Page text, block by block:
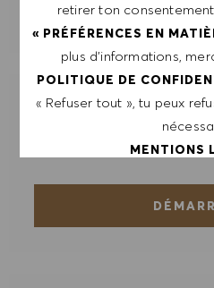
retirer ton
« PRÉFÉRENCES EN
plus d’informations,
POLITIQUE DE
« Refuser tout », tu peux
MENTIONS
GÉRER LES ALERTES
OBTIENS DES
D'EMPLOI
FONCTION DE TES